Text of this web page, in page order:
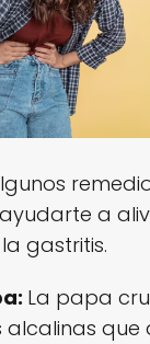
a
gastritis.
La papa
que